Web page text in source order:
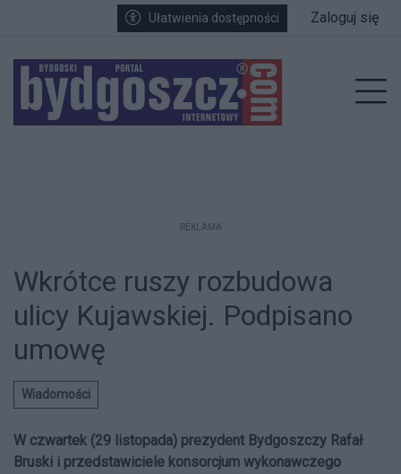
Przejdź do głównych treści
Przejdź do wyszukiwarki
Przejdź do głównego menuUłatwienia dostępności Zaloguj się
REKLAMA
Wkrótce ruszy rozbudowa
ulicy Kujawskiej. Podpisano
umowę
Wiadomości
W czwartek (29 listopada) prezydent Bydgoszczy Rafał
Bruski i przedstawiciele konsorcjum wykonawczego